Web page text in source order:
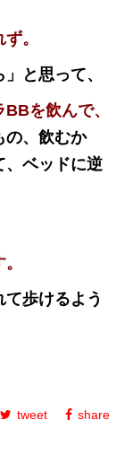
。
と思って、
を飲んで、
の、飲むか
ベッドに逆
歩けるよう
tweet share